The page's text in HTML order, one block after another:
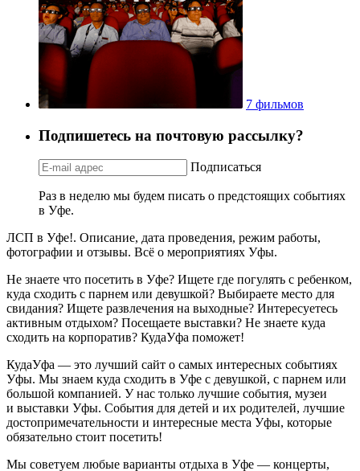
7 фильмов
Подпишетесь на почтовую рассылку?
Подписаться
Раз в неделю мы будем писать о предстоящих событиях
в Уфе.
ЛСП в Уфе!. Описание, дата проведения, режим работы,
фотографии и отзывы. Всё о мероприятиях Уфы.
Не знаете что посетить в Уфе? Ищете где погулять с ребенком,
куда сходить с парнем или девушкой? Выбираете место для
свидания? Ищете развлечения на выходные? Интересуетесь
активным отдыхом? Посещаете выставки? Не знаете куда
сходить на корпоратив? КудаУфа поможет!
КудаУфа — это лучший сайт о самых интересных событиях
Уфы. Мы знаем куда сходить в Уфе с девушкой, с парнем или
большой компанией. У нас только лучшие события, музеи
и выставки Уфы. События для детей и их родителей, лучшие
достопримечательности и интересные места Уфы, которые
обязательно стоит посетить!
Мы советуем любые варианты отдыха в Уфе — концерты,